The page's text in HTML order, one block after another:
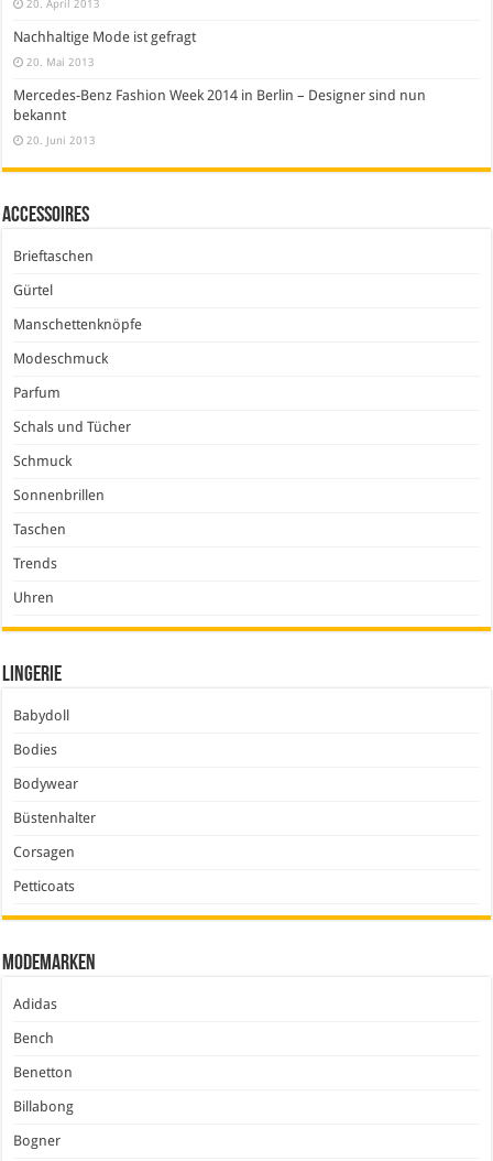
20. April 2013
Nachhaltige Mode ist gefragt
20. Mai 2013
Mercedes-Benz Fashion Week 2014 in Berlin – Designer sind nun
bekannt
20. Juni 2013
Accessoires
Brieftaschen
Gürtel
Manschettenknöpfe
Modeschmuck
Parfum
Schals und Tücher
Schmuck
Sonnenbrillen
Taschen
Trends
Uhren
Lingerie
Babydoll
Bodies
Bodywear
Büstenhalter
Corsagen
Petticoats
Modemarken
Adidas
Bench
Benetton
Billabong
Bogner